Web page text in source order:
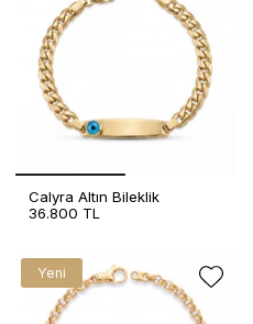
Calyra Altın Bileklik
36.800 TL
Yeni